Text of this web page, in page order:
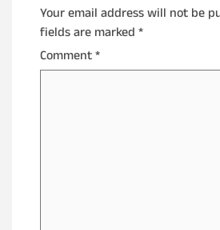
Your email address will not be
fields are marked *
Comment*